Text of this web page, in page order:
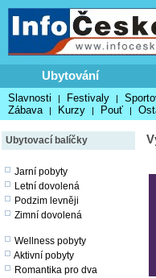
Ubytování
Slavnosti | Festivaly |
Zábava
| Kurzy | Pouť |
Ubytovací balíčky
Jarní pobyty
Letní dovolená
Podzim levněji
Zimní dovolená
Wellness pobyty
Aktivní pobyty
Romantika pro dva